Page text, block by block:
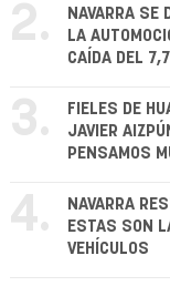
2.
NAVARRA SE
LA
CAÍDA DEL
3.
FIELES DE
JAVIER
PENSAMOS
4.
NAVARRA
ESTAS SON
VEHÍCULOS